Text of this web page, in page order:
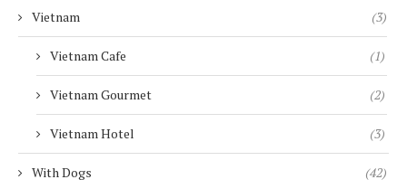
Vietnam (3)
Vietnam Cafe (1)
Vietnam Gourmet (2)
Vietnam Hotel (3)
With Dogs (42)